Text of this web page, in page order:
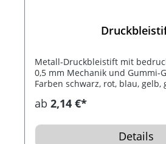
Metall-Druckbleistift mit
0,5 mm Mechanik und Gummi-
Farben schwarz, rot, blau,
ab 2,14 €*
Details